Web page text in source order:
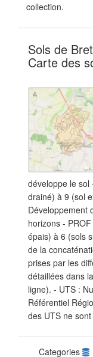
collection.
Sols de
Carte des
développe le sol
drainé) à 9 (sol
Développement
horizons -
épais) à 6 (sols
de la
prises par les
détaillées dans
ligne). - UTS :
Référentiel
des UTS ne
Categories